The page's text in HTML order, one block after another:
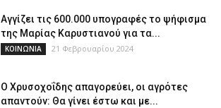
Αγγίζει τις 600.000 υπογραφές το ψήφισμα
της Μαρίας Καρυστιανού για τα...
ΚΟΙΝΩΝΙΑ 21 Φεβρουαρίου 2024
Ο Χρυσοχοΐδης απαγορεύει, οι αγρότες
απαντούν: Θα γίνει έστω και με...